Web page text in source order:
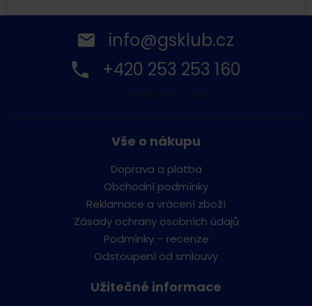
info@gsklub.cz
+420 253 253 160
Vše o nákupu
Doprava a platba
Obchodní podmínky
Reklamace a vrácení zboží
Zásady ochrany osobních údajů
Podmínky – recenze
Odstoupení od smlouvy
Užitečné informace